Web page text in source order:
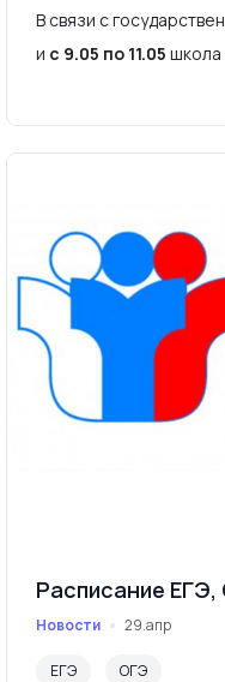
В связи с
и с 9.05 по 11.05 школа
Расписание ЕГЭ,
Новости 29.апр
ЕГЭ ОГЭ